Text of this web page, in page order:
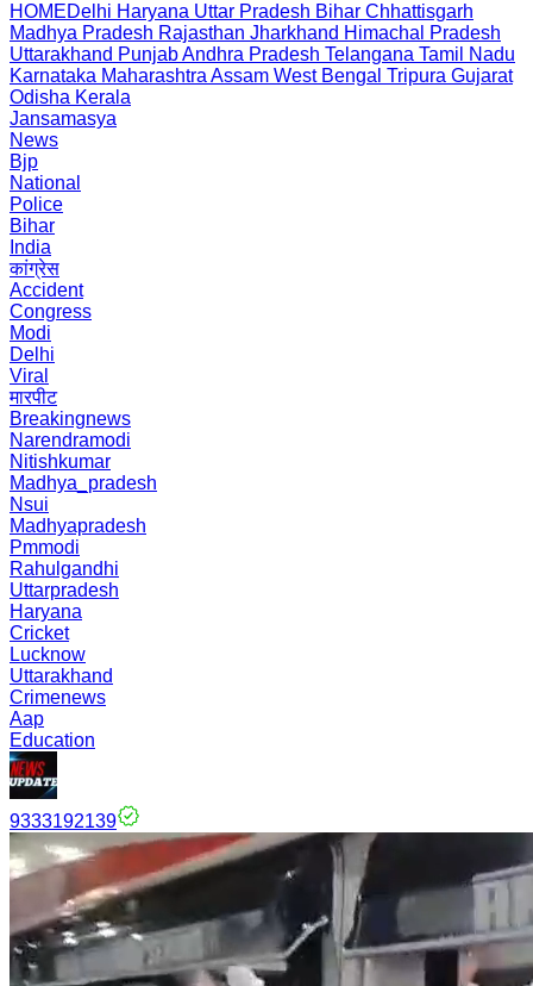
HOMEDelhi Haryana Uttar Pradesh Bihar Chhattisgarh
Madhya Pradesh Rajasthan Jharkhand Himachal Pradesh
Uttarakhand PunjabAndhra Pradesh Telangana Tamil Nadu
Karnataka Maharashtra Assam West Bengal Tripura Gujarat
Odisha Kerala
Jansamasya
News
Bjp
National
Police
Bihar
India
कांग्रेस
Accident
Congress
Modi
Delhi
Viral
मारपीट
Breakingnews
Narendramodi
Nitishkumar
Madhya_pradesh
Nsui
Madhyapradesh
Pmmodi
Rahulgandhi
Uttarpradesh
Haryana
Cricket
Lucknow
Uttarakhand
Crimenews
Aap
Education
9333192139